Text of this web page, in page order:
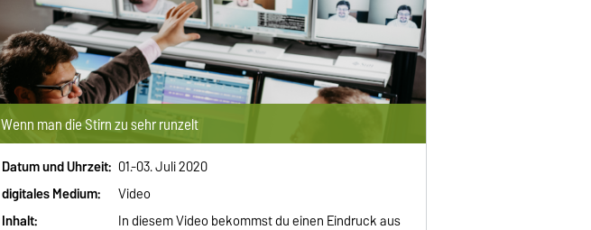
Wenn man die Stirn zu sehr runzelt
Datum und Uhrzeit: 01.-03. Juli 2020
digitales Medium:
Video
Inhalt:
In diesem Video bekommst du einen Eindruck aus